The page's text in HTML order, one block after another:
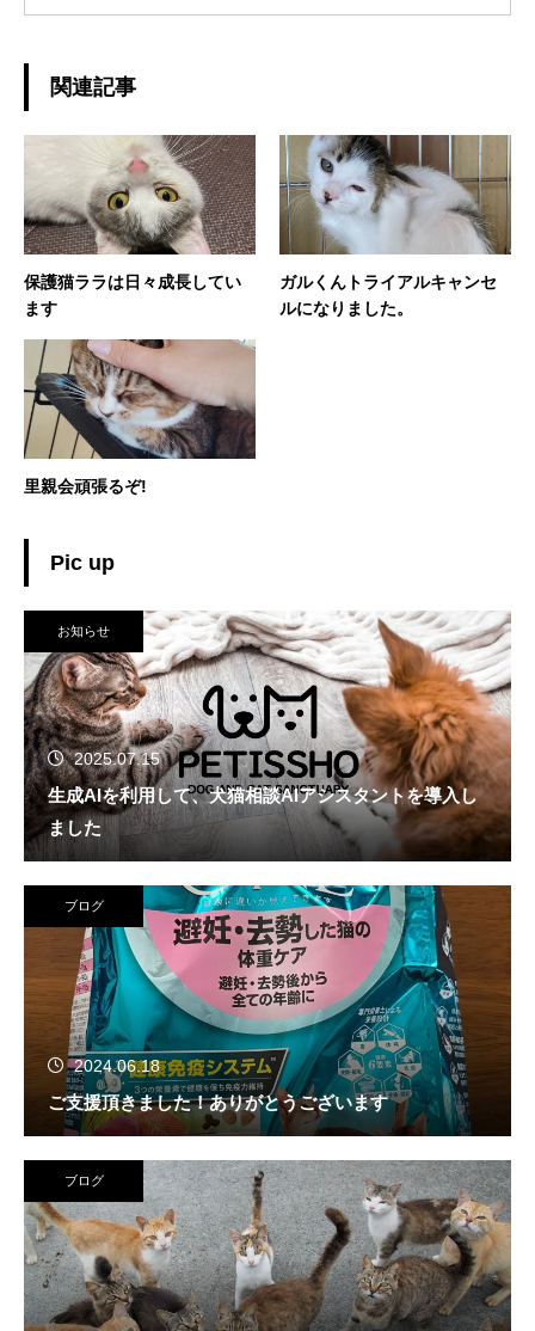
関連記事
保護猫ララは日々成長してい
ます
ガルくんトライアルキャンセ
ルになりました。
里親会頑張るぞ!
Pic up
お知らせ
2025.07.15
生成AIを利用して、犬猫相談AIアシスタントを導入し
ました
ブログ
2024.06.18
ご支援頂きました！ありがとうございます
ブログ